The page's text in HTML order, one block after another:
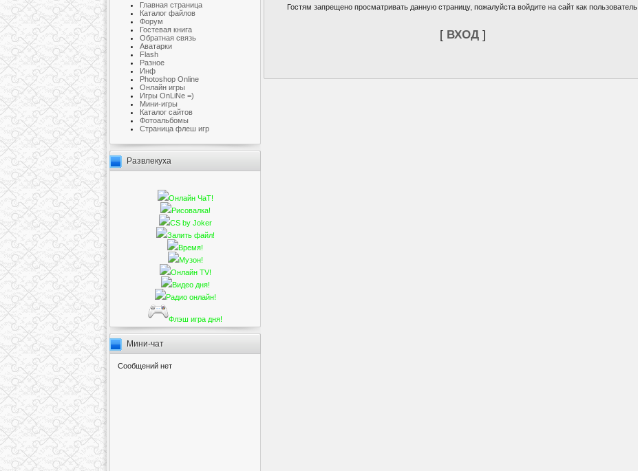
Главная страница
Каталог файлов
Форум
Гостевая книга
Обратная связь
Аватарки
Flash
Разное
Инф
Photoshop Online
Онлайн игры
Игры OnLiNe =)
Мини-игры
Каталог сайтов
Фотоальбомы
Cтраница флеш игр
Развлекуха
Онлайн ЧаТ!
Рисовалка!
CS by Joker
Залить файл!
Время!
Музон!
Онлайн TV!
Видео дня!
Радио онлайн!
Флэш игра дня!
Мини-чат
Гостям запрещено просматривать данную страницу, пожалуйста войдите на сайт как пользователь.
[ ВХОД ]